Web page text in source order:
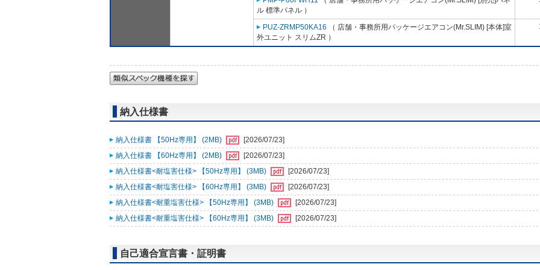
ル 標準パネル ）
PUZ-ZRMP50KA16 （ 店舗・事務所用パッケージエアコン(Mr.SLIM) [本体]室
外ユニット スリムZR ）
納入仕様書
納入仕様書 【50Hz専用】 (2MB)
[2026/07/23]
納入仕様書 【60Hz専用】 (2MB)
[2026/07/23]
納入仕様書<耐塩害仕様> 【50Hz専用】 (3MB)
[2026/07/23]
納入仕様書<耐塩害仕様> 【60Hz専用】 (3MB)
[2026/07/23]
納入仕様書<耐重塩害仕様> 【50Hz専用】 (3MB)
[2026/07/23]
納入仕様書<耐重塩害仕様> 【60Hz専用】 (3MB)
[2026/07/23]
自己適合宣言書・証明書